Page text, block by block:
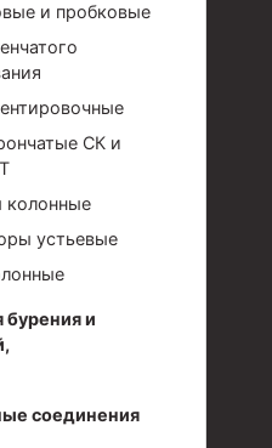
и очистки
скважин УЭЦС
и пробковые
СК и
колонные
устьевые
бурения и
соединения